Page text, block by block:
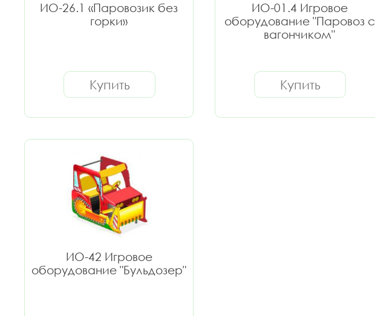
ИО-26.1 «Паровозик без
горки»
Купить
ИО-01.4 Игровое
оборудование "Паровоз с
вагончиком"
Купить
ИО-42 Игровое
оборудование "Бульдозер"